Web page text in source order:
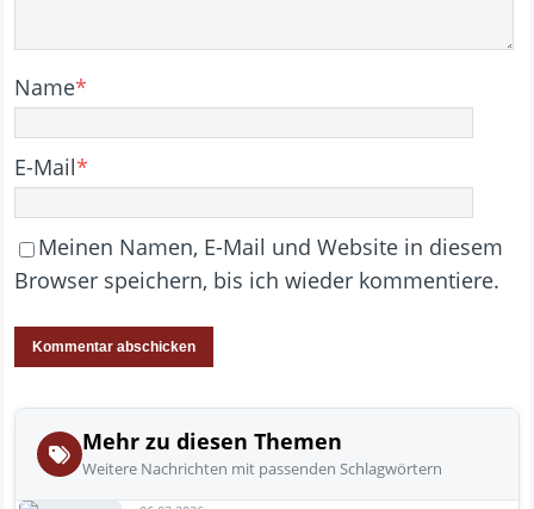
Name*
E-Mail*
Meinen Namen, E-Mail und Website in diesem
Browser speichern, bis ich wieder kommentiere.
Mehr zu diesen Themen
Weitere Nachrichten mit passenden Schlagwörtern